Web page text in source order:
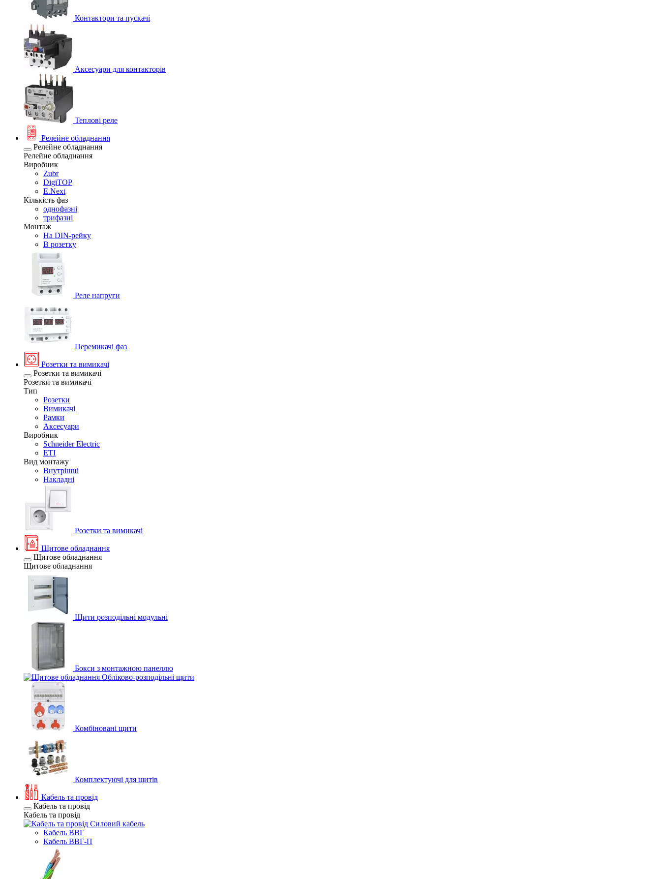
Контактори та пускачі
Аксесуари для контакторів
Теплові реле
Релейне обладнання
Релейне обладнання
Релейне обладнання
Виробник
Zubr
DigiTOP
E.Next
Кількість фаз
однофазні
трифазні
Монтаж
На DIN-рейку
В розетку
Реле напруги
Перемикачі фаз
Розетки та вимикачі
Розетки та вимикачі
Розетки та вимикачі
Тип
Розетки
Вимикачі
Рамки
Аксесуари
Виробник
Schneider Electric
ETI
Вид монтажу
Внутрішні
Накладні
Розетки та вимикачі
Щитове обладнання
Щитове обладнання
Щитове обладнання
Щити розподільні модульні
Бокси з монтажною панеллю
Обліково-розподільні щити
Комбіновані щити
Комплектуючі для щитів
Кабель та провід
Кабель та провід
Кабель та провід
Силовий кабель
Кабель ВВГ
Кабель ВВГ-П